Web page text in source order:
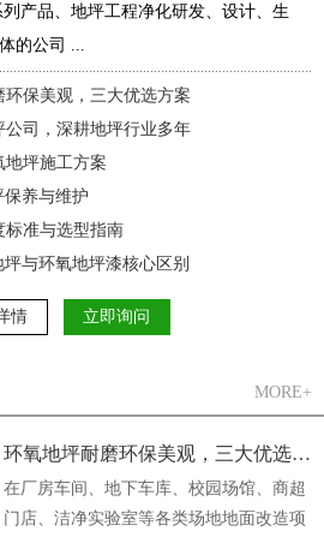
产品、地坪工程净化研发、设计、生
的公司 ...
环保美观，三大优选方案
公司，深耕地坪行业多年
地坪施工方案
养与维护
标准与选型指南
与环氧地坪漆核心区别
情 立即询问
MORE+
环氧地坪耐磨环保美观，三大优选方案
在厂房车间、地下车库、校园场馆、商超
门店、洁净实验室等各类场地地面改造项